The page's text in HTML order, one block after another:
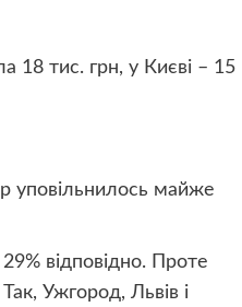
18 тис. грн, у Києві – 15
уповільнилось майже
відповідно. Проте
Ужгород, Львів і